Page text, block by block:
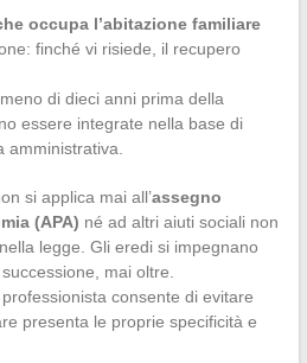
occupa l’abitazione familiare
finché vi risiede, il recupero
di dieci anni prima della
essere integrate nella base di
amministrativa.
si applica mai all’assegno
(APA) né ad altri aiuti sociali non
legge. Gli eredi si impegnano
mai oltre.
consente di evitare
presenta le proprie specificità e